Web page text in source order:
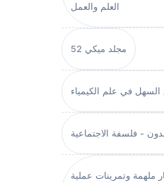
العلم والعمل
مجلد ميكي 52
السهل في علم الكيمياء
- فلسفة الاجتماعية
ملهمة وتمرينات عملية